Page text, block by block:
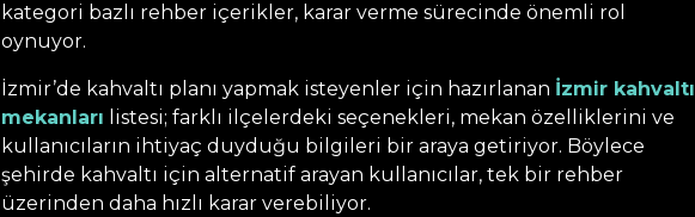
kategori bazlı rehber içerikler, karar verme sürecinde önemli rol
oynuyor.
İzmir’de kahvaltı planı yapmak isteyenler için hazırlanan İzmir kahvaltı
mekanları listesi; farklı ilçelerdeki seçenekleri, mekan özelliklerini ve
kullanıcıların ihtiyaç duyduğu bilgileri bir araya getiriyor. Böylece
şehirde kahvaltı için alternatif arayan kullanıcılar, tek bir rehber
üzerinden daha hızlı karar verebiliyor.